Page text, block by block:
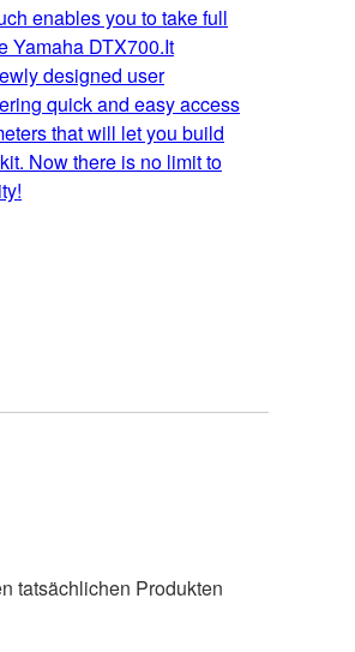
enables you to take full
Yamaha DTX700.It
designed user
quick and easy access
that will let you build
Now there is no limit to
tatsächlichen Produkten